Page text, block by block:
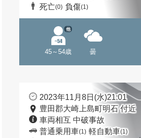
死亡(0) 負傷(1)
45～54歳
他
曇
2023年11月8日(水)21:01
豊田郡大崎上島町明石 付近
車両相互 中破事故
普通乗用車(1) 軽自動車(1)